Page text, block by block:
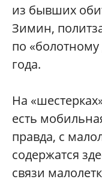
из бывших
Зимин,
по
года.
На
есть
правда, с
содержатся
связи